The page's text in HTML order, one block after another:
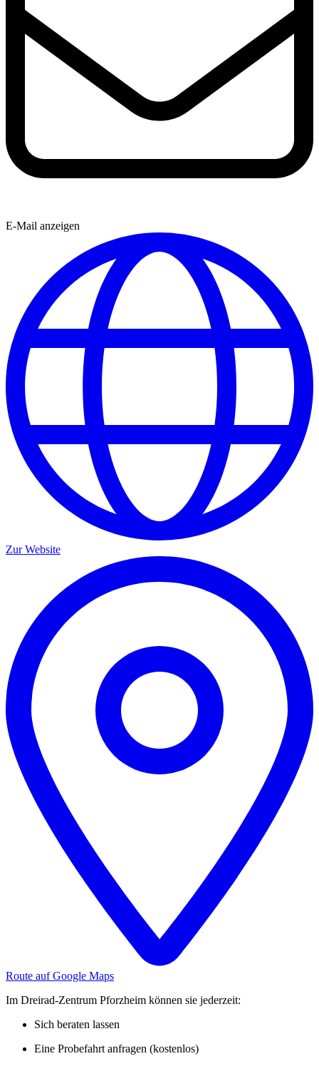
E-Mail anzeigen
Zur Website
Route auf Google Maps
Im Dreirad-Zentrum Pforzheim können sie jederzeit:
Sich beraten lassen
Eine Probefahrt anfragen (kostenlos)